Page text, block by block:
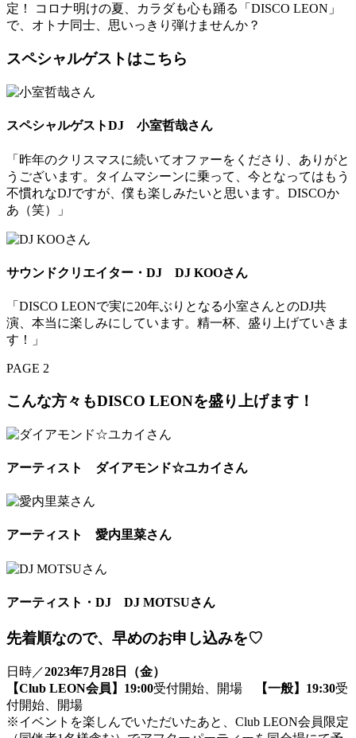
定！ コロナ明けの夏、カラダも心も踊る「DISCO LEON」
で、オトナ同士、思いっきり弾けませんか？
スペシャルゲストはこちら
スペシャルゲストDJ 小室哲哉さん
「昨年のクリスマスに続いてオファーをくださり、ありがと
うございます。タイムマシーンに乗って、今となってはもう
不慣れなDJですが、僕も楽しみたいと思います。DISCOか
あ（笑）」
サウンドクリエイター・DJ DJ KOOさん
「DISCO LEONで実に20年ぶりとなる小室さんとのDJ共
演、本当に楽しみにしています。精一杯、盛り上げていきま
す！」
PAGE 2
こんな方々もDISCO LEONを盛り上げます！
アーティスト ダイアモンド☆ユカイさん
アーティスト 愛内里菜さん
アーティスト・DJ DJ MOTSUさん
先着順なので、早めのお申し込みを♡
日時／2023年7月28日（金）
【Club LEON会員】19:00受付開始、開場 【一般】19:30受
付開始、開場
※イベントを楽しんでいただいたあと、Club LEON会員限定